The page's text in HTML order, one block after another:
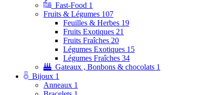
Fast-Food 1
Fruits & Légumes 107
Feuilles & Herbes 19
Fruits Exotiques 21
Fruits Fraîches 20
Légumes Exotiques 15
Légumes Fraîches 34
Gateaux , Bonbons & chocolats 1
Bijoux 1
Anneaux 1